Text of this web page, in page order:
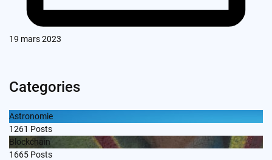
19 mars 2023
Categories
Astronomie
1261 Posts
Blockchain
1665 Posts